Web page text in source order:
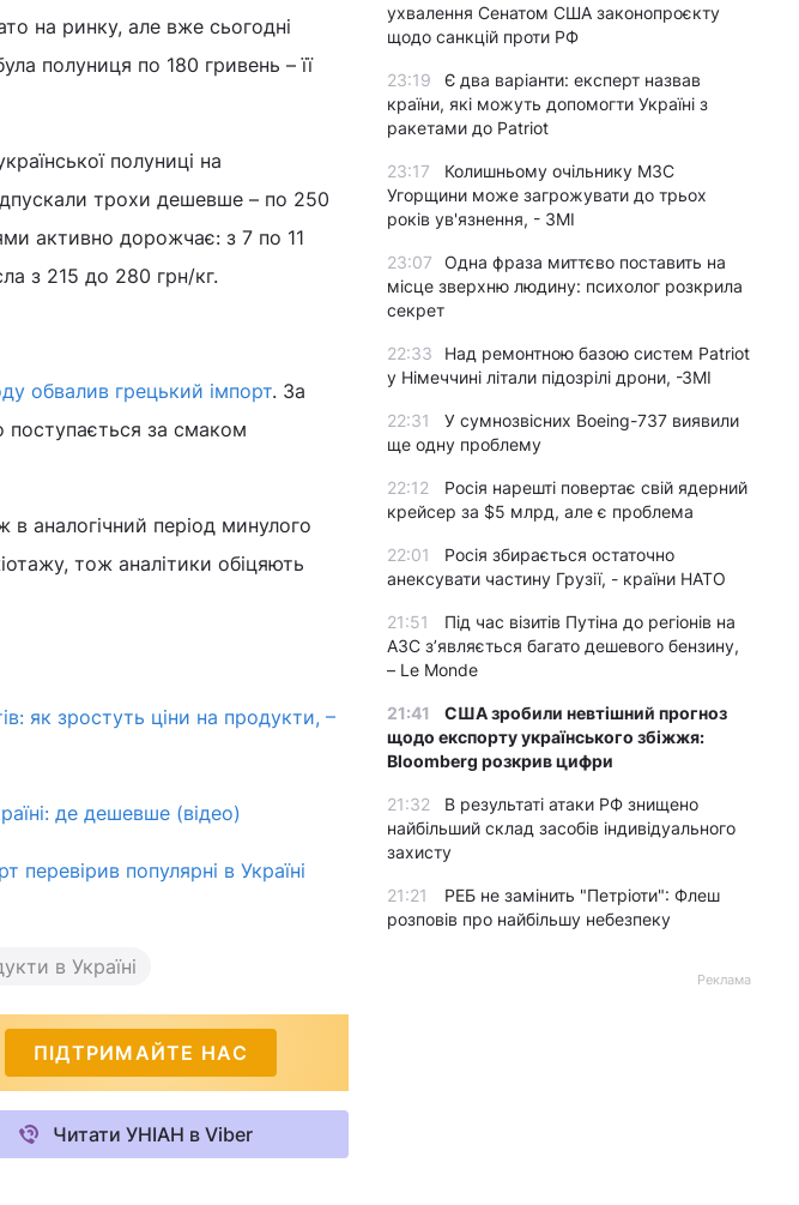
на ринку, але вже сьогодні
полуниця по 180 гривень – її
полуниці на
трохи дешевше – по 250
активно дорожчає: з 7 по 11
з 215 до 280 грн/кг.
обвалив грецький імпорт. За
поступається за смаком
в аналогічний період минулого
тож аналітики обіцяють
як зростуть ціни на продукти, –
де дешевше (відео)
перевірив популярні в Україні
в Україні
ПІДТРИМАЙТЕ НАС
Читати УНІАН в Viber
ухвалення Сенатом США законопроєкту
щодо санкцій проти РФ
23:19
Є два варіанти: експерт назвав
країни, які можуть допомогти Україні з
ракетами до Patriot
23:17
Колишньому очільнику МЗС
Угорщини може загрожувати до трьох
років ув'язнення, - ЗМІ
23:07
Одна фраза миттєво поставить на
місце зверхню людину: психолог розкрила
секрет
22:33
Над ремонтною базою систем Patriot
у Німеччині літали підозрілі дрони, -ЗМІ
22:31
У сумнозвісних Boeing-737 виявили
ще одну проблему
22:12
Росія нарешті повертає свій ядерний
крейсер за $5 млрд, але є проблема
22:01
Росія збирається остаточно
анексувати частину Грузії, - країни НАТО
21:51
Під час візитів Путіна до регіонів на
АЗС з’являється багато дешевого бензину,
– Le Monde
21:41
США зробили невтішний прогноз
щодо експорту українського збіжжя:
Bloomberg розкрив цифри
21:32
В результаті атаки РФ знищено
найбільший склад засобів індивідуального
захисту
21:21
РЕБ не замінить "Петріоти": Флеш
розповів про найбільшу небезпеку
Реклама